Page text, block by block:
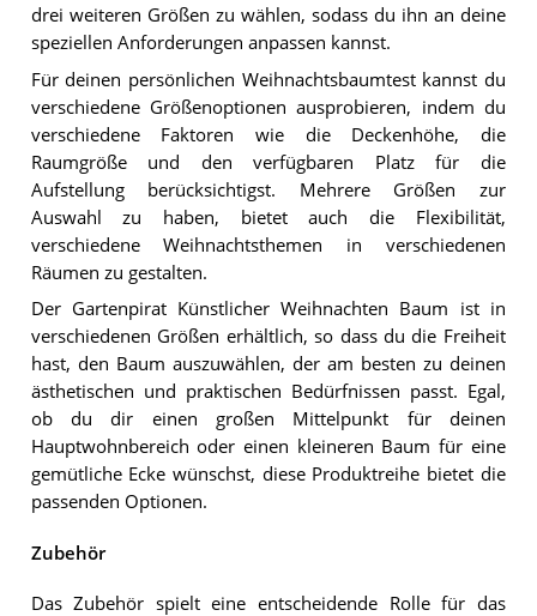
drei weiteren Größen zu wählen, sodass du ihn an deine
speziellen Anforderungen anpassen kannst.
Für deinen persönlichen Weihnachtsbaumtest kannst du
verschiedene Größenoptionen ausprobieren, indem du
verschiedene Faktoren wie die Deckenhöhe, die
Raumgröße und den verfügbaren Platz für die
Aufstellung berücksichtigst. Mehrere Größen zur
Auswahl zu haben, bietet auch die Flexibilität,
verschiedene Weihnachtsthemen in verschiedenen
Räumen zu gestalten.
Der Gartenpirat Künstlicher Weihnachten Baum ist in
verschiedenen Größen erhältlich, so dass du die Freiheit
hast, den Baum auszuwählen, der am besten zu deinen
ästhetischen und praktischen Bedürfnissen passt. Egal,
ob du dir einen großen Mittelpunkt für deinen
Hauptwohnbereich oder einen kleineren Baum für eine
gemütliche Ecke wünschst, diese Produktreihe bietet die
passenden Optionen.
Zubehör
Das Zubehör spielt eine entscheidende Rolle für das